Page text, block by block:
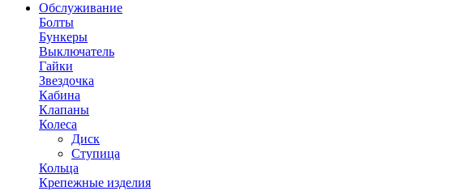
Обслуживание
Болты
Бункеры
Выключатель
Гайки
Звездочка
Кабина
Клапаны
Колеса
Диск
Ступица
Кольца
Крепежные изделия